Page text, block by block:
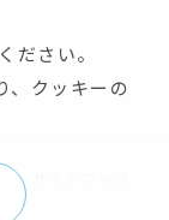
ださい。
、クッキーの